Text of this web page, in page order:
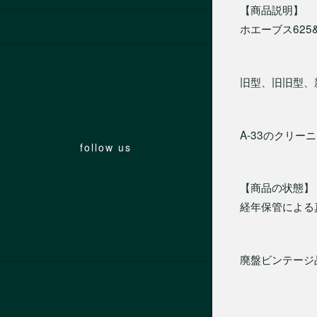
follow us
【商品説明】
ホエーブス
旧型、旧旧型
A-33のクリー
【商品の状態】
経年保管によ
廃盤ビンテー